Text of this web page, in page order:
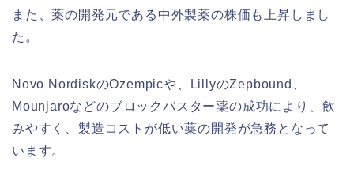
また、薬の開発元である中外製薬の株価も上昇しまし
た。
Novo NordiskのOzempicや、LillyのZepbound、
Mounjaroなどのブロックバスター薬の成功により、飲
みやすく、製造コストが低い薬の開発が急務となって
います。